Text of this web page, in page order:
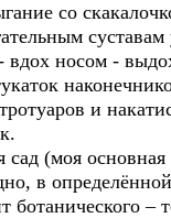
со
вдох носом -
и
(моя основная
в
ботанического –